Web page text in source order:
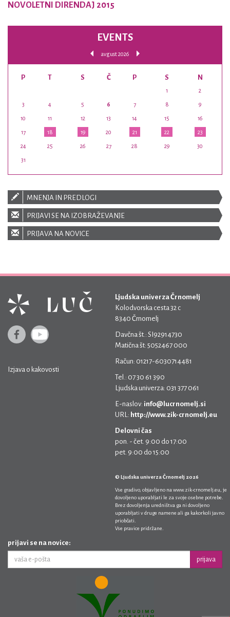
NOVOLETNI DIRENDAJ 2015
EVENTS
avgust 2026
P T S Č P S N
1 2
3 4 5 6 7 8 9
10 11 12 13 14 15 16
17 18 19 20 21 22 23
24 25 26 27 28 29 30
31
MNENJA IN PREDLOGI
PRIJAVI SE NA IZOBRAŽEVANJE
PRIJAVA NA NOVICE
Izjava o kakovosti
Ljudska univerza Črnomelj
Kolodvorska cesta 32 c
8340 Črnomelj
Davčna št.: SI92914730
Matična št: 5052467 000
Račun: 01217-6030714481
Tel.: 07 30 61 390
Ljudska univerza: 031 377 061
E-naslov: info@lucrnomelj.si
URL: http://www.zik-crnomelj.eu
Delovni čas
pon. - čet. 9:00 do 17:00
pet. 9:00 do 15:00
© Ljudska univerza Črnomelj 2026
Vse gradivo, objavljeno na www.zik-crnomelj.eu , je
dovoljeno uporabljati le za svoje osebne potrebe.
Brez dovoljenja uredništva ga ni dovoljeno
uporabljati v druge namene ali ga kakorkoli javno
priobčati.
Vse pravice pridržane.
prijavi se na novice:
prijava